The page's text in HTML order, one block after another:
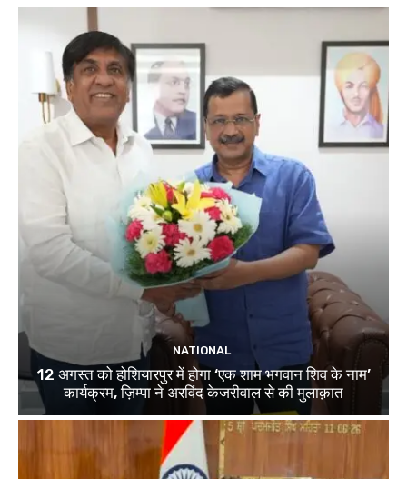
NATIONAL
12 अगस्त को होशियारपुर में होगा ‘एक शाम भगवान शिव के नाम’
कार्यक्रम, ज़िम्पा ने अरविंद केजरीवाल से की मुलाक़ात